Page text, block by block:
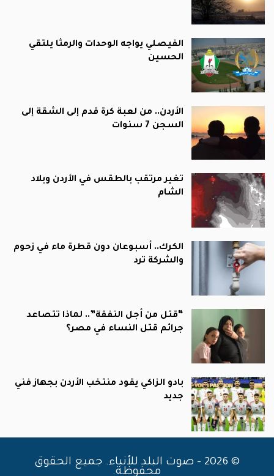
الفيصلي يواجه الوحدات والرمثا يلتقي
الحسين
الأردن.. من لعبة كرة قدم إلى الشقة إلى
السجن 7 سنوات
تغير مرتقب بالطقس في الأردن وبلاد
الشام
الكرك.. أسبوعان دون قطرة ماء في زحوم
والشركة ترد
“قتل من أجل النفقة”.. لماذا تتصاعد
جرائم قتل النساء في مصر؟
بادو الزاكي يقود منتخب الأردن بجهاز فني
جديد
© 2026 - صوت البلد للأنباء. جميع الحقوق
محفوظة.